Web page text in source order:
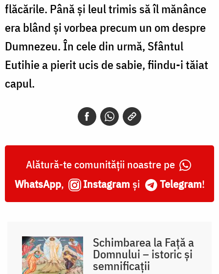
flăcările. Până și leul trimis să îl mănânce
era blând și vorbea precum un om despre
Dumnezeu. În cele din urmă, Sfântul
Eutihie a pierit ucis de sabie, fiindu-i tăiat
capul.
Alătură-te comunității noastre pe
WhatsApp, Instagram și Telegram!
Schimbarea la Față a
Domnului – istoric și
semnificații